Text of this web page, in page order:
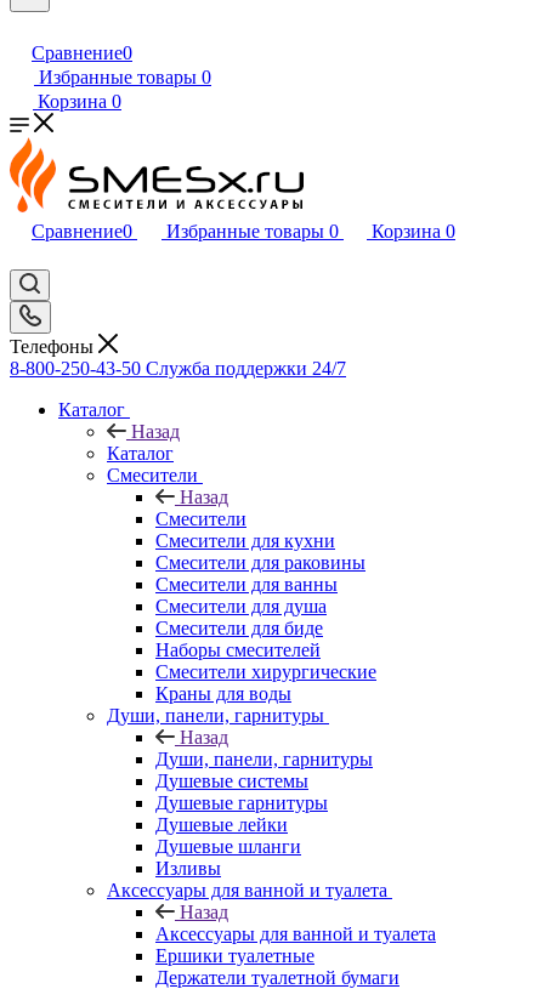
Сравнение0
Избранные товары 0
Корзина 0
Сравнение0 Избранные товары 0 Корзина 0
Телефоны
8-800-250-43-50 Служба поддержки 24/7
Каталог
Назад
Каталог
Смесители
Назад
Смесители
Смесители для кухни
Смесители для раковины
Смесители для ванны
Смесители для душа
Смесители для биде
Наборы смесителей
Смесители хирургические
Краны для воды
Души, панели, гарнитуры
Назад
Души, панели, гарнитуры
Душевые системы
Душевые гарнитуры
Душевые лейки
Душевые шланги
Изливы
Аксессуары для ванной и туалета
Назад
Аксессуары для ванной и туалета
Ершики туалетные
Держатели туалетной бумаги